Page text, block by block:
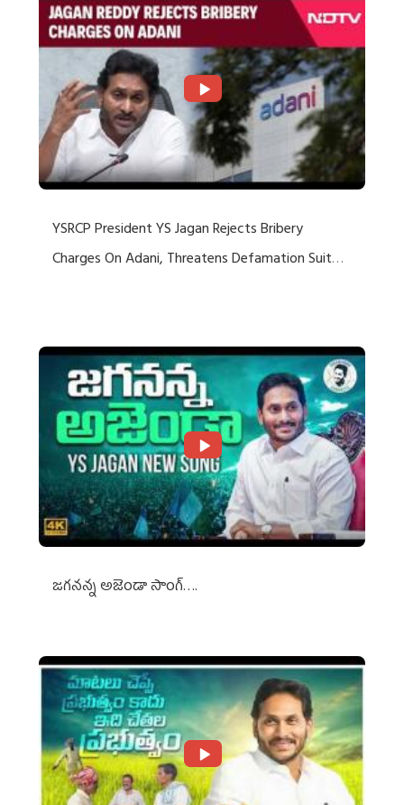
YSRCP President YS Jagan Rejects Bribery
Charges On Adani, Threatens Defamation Suit
జగనన్న అజెండా సాంగ్….